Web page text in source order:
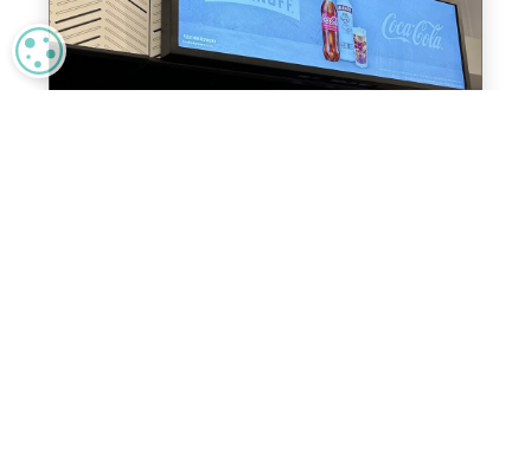
MANAGE PRIVACY